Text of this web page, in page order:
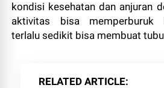
kondisi kesehatan dan anjuran
aktivitas bisa memperburuk
terlalu sedikit bisa membuat
RELATED ARTICLE